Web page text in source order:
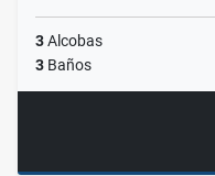
3Alcobas
3 Baños